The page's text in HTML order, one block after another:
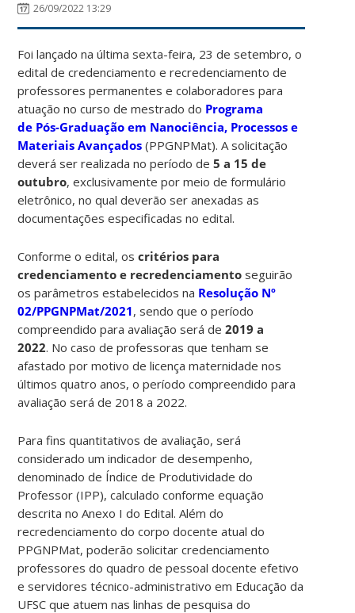
26/09/2022 13:29
Foi lançado na última sexta-feira, 23 de setembro, o
edital de credenciamento e recredenciamento de
professores permanentes e colaboradores para
atuação no curso de mestrado do Programa
de Pós-Graduação em Nanociência, Processos e
Materiais Avançados (PPGNPMat). A solicitação
deverá ser realizada no período de5 a 15 de
outubro, exclusivamente por meio de formulário
eletrônico, no qual deverão ser anexadas as
documentações especificadas no edital.
Conforme o edital, oscritérios para
credenciamento e recredenciamento seguirão
os parâmetros estabelecidos na Resolução Nº
02/PPGNPMat/2021, sendo que o período
compreendido para avaliação será de2019 a
2022. No caso de professoras que tenham se
afastado por motivo de licença maternidade nos
últimos quatro anos, o período compreendido para
avaliação será de 2018 a 2022.
Para fins quantitativos de avaliação, será
considerado um indicador de desempenho,
denominado de Índice de Produtividade do
Professor (IPP), calculado conforme equação
descrita no Anexo I do Edital. Além do
recredenciamento do corpo docente atual do
PPGNPMat, poderão solicitar credenciamento
professores do quadro de pessoal docente efetivo
e servidores técnico-administrativo em Educação da
UFSC que atuem nas linhas de pesquisa do